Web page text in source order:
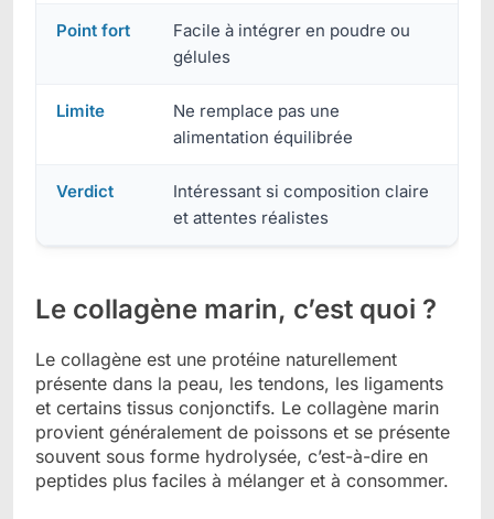
Point fort
Facile à intégrer en poudre ou
gélules
Limite
Ne remplace pas une
alimentation équilibrée
Verdict
Intéressant si composition claire
et attentes réalistes
Le collagène marin, c’est quoi ?
Le collagène est une protéine naturellement
présente dans la peau, les tendons, les ligaments
et certains tissus conjonctifs. Le collagène marin
provient généralement de poissons et se présente
souvent sous forme hydrolysée, c’est-à-dire en
peptides plus faciles à mélanger et à consommer.